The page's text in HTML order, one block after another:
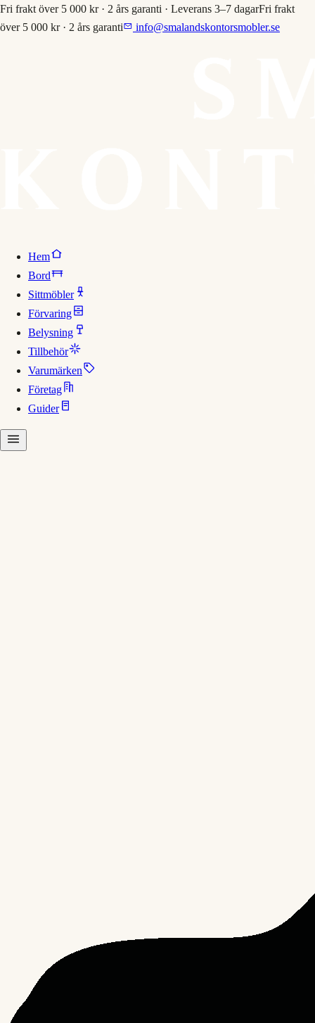
Fri frakt över 5 000 kr · 2 års garanti · Leverans 3–7 dagarFri frakt
över 5 000 kr · 2 års garanti
info@smalandskontorsmobler.se
Hem
Bord
Sittmöbler
Förvaring
Belysning
Tillbehör
Varumärken
Företag
Guider